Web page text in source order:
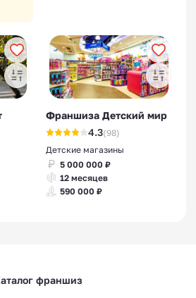
Франшиза Детский мир
4.3(98)
Детские магазины
5 000 000 ₽
12 месяцев
590 000 ₽
франшиз